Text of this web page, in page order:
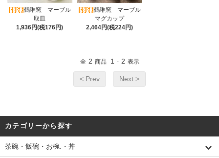
鶴琳窯 マーブル
取皿
1,936円(税176円)
鶴琳窯 マーブル
マグカップ
2,464円(税224円)
全 2 商品 1 - 2 表示
< Prev Next >
カテゴリーから探す
茶碗・飯碗・お椀.・丼